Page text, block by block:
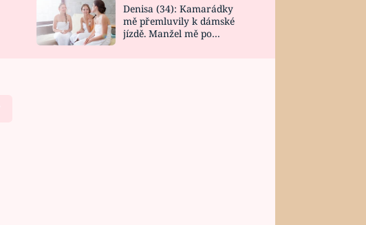
DESIGN
Denisa (34): Kamarádky
mě přemluvily k dámské
jízdě. Manžel mě po